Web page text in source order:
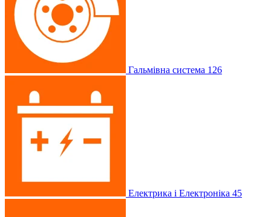
Гальмівна система 126
Електрика і Електроніка 45